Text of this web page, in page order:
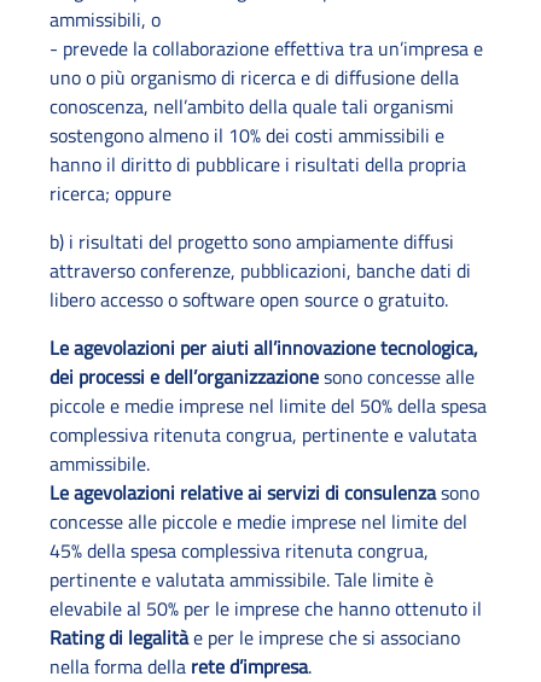
ammissibili, o
- prevede la collaborazione effettiva tra un’impresa e
uno o più organismo di ricerca e di diffusione della
conoscenza, nell’ambito della quale tali organismi
sostengono almeno il 10% dei costi ammissibili e
hanno il diritto di pubblicare i risultati della propria
ricerca; oppure
b) i risultati del progetto sono ampiamente diffusi
attraverso conferenze, pubblicazioni, banche dati di
libero accesso o software open source o gratuito.
Le agevolazioni per aiuti all’innovazione tecnologica,
dei processi e dell’organizzazionesono concesse alle
piccole e medie imprese nel limite del 50% della spesa
complessiva ritenuta congrua, pertinente e valutata
ammissibile.
Le agevolazioni relative ai servizi di consulenzasono
concesse alle piccole e medie imprese nel limite del
45% della spesa complessiva ritenuta congrua,
pertinente e valutata ammissibile. Tale limite è
elevabile al 50% per le imprese che hanno ottenuto il
Rating di legalitàe per le imprese che si associano
nella forma della rete d’impresa.